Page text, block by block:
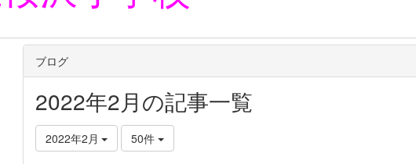
ブログ
2022年2月の記事一覧
2022年2月 50件